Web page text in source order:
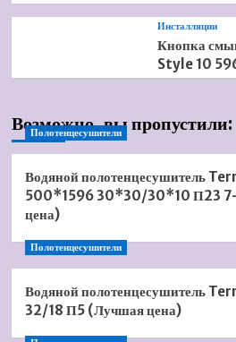
Инсталляции
Кнопка
Style 10
Возможно, вы пропустили:
Полотенцесушители
Водяной полотенцесушитель
500*1596 30*30/30*10 П23
цена)
Полотенцесушители
Водяной полотенцесушитель
32/18 П5 (Лучшая цена)